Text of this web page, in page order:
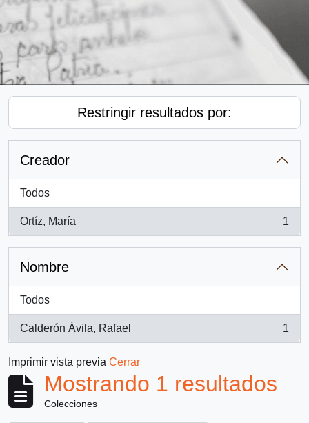
Restringir resultados por:
Creador
Todos
Ortíz, María
, 1 resultados
1
Nombre
Todos
Calderón Ávila, Rafael
, 1 resultados
1
Imprimir vista previa Cerrar
Mostrando 1 resultados
Colecciones